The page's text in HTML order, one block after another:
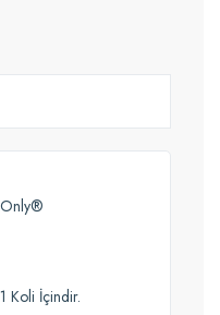
Only®
1 Koli İçindir.